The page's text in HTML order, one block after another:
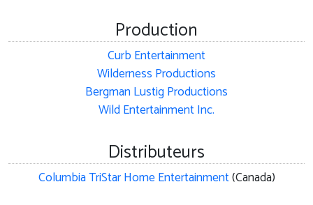
Production
Curb Entertainment
Wilderness Productions
Bergman Lustig Productions
Wild Entertainment Inc.
Distributeurs
Columbia TriStar Home Entertainment(Canada)